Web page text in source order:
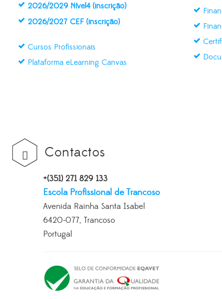
2026/2029 Nível4 (inscrição)
2026/2027 CEF (inscrição)
Cursos Profissionais
Plataforma eLearning Canvas
Contactos
+(351) 271 829 133
Escola Profissional de Trancoso
Avenida Rainha Santa Isabel
6420-077, Trancoso
Portugal